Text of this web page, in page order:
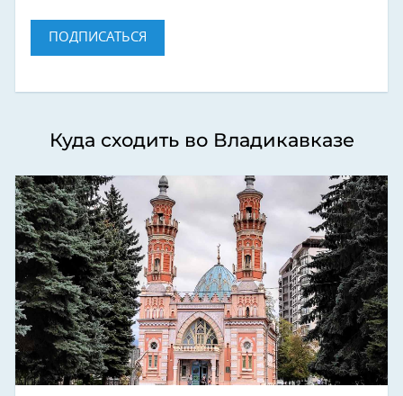
ПОДПИСАТЬСЯ
Куда сходить во Владикавказе